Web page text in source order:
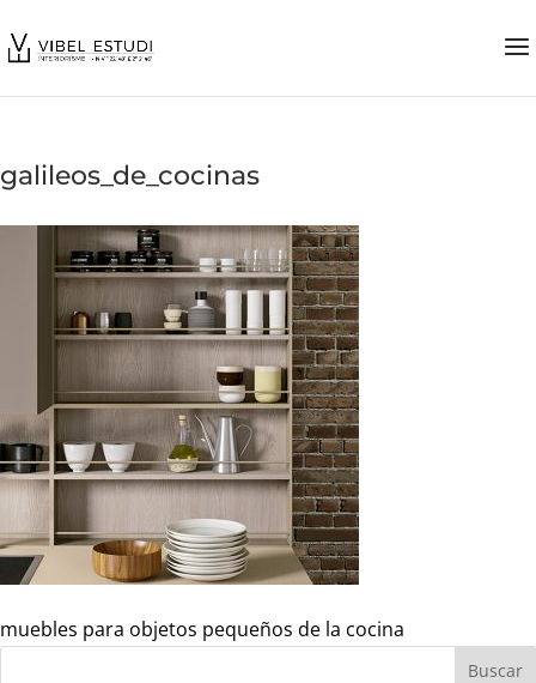
galileos_de_cocinas
muebles para objetos pequeños de la cocina
Buscar